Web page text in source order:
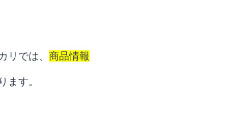
リでは、 商品情報
ます。